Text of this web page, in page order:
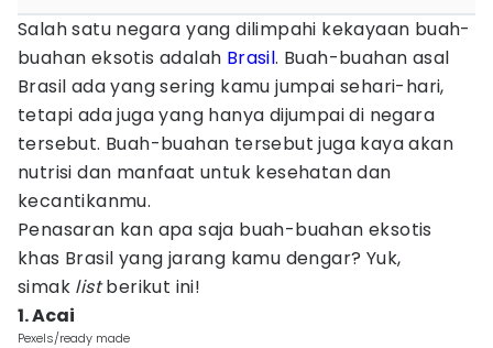
Salah satu negara yang dilimpahi kekayaan buah-
buahan eksotis adalah Brasil. Buah-buahan asal
Brasil ada yang sering kamu jumpai sehari-hari,
tetapi ada juga yang hanya dijumpai di negara
tersebut. Buah-buahan tersebut juga kaya akan
nutrisi dan manfaat untuk kesehatan dan
kecantikanmu.
Penasaran kan apa saja buah-buahan eksotis
khas Brasil yang jarang kamu dengar? Yuk,
simak listberikut ini!
1. Acai
Pexels/ready made